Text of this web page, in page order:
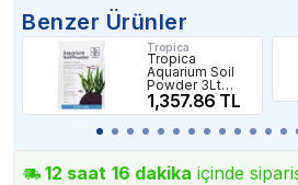
Benzer Ürünler
Tropica
Tropica
Aquarium Soil
Powder 3Lt
Aktif Bitki
Toprağı
1,357.86 TL
12 saat 16 dakika içinde